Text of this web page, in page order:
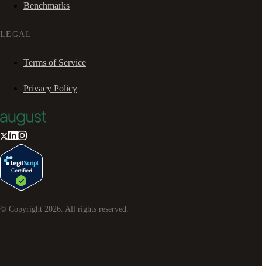
Benchmarks
LEGAL
Terms of Service
Privacy Policy
© Copyright 2026. All rights reserved.